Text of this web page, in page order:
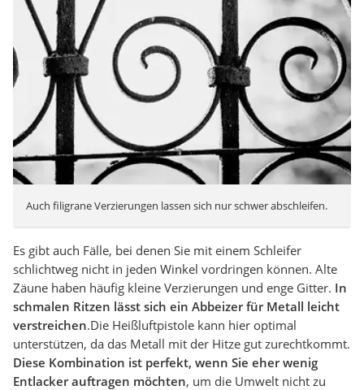
Auch filigrane Verzierungen lassen sich nur schwer abschleifen.
Es gibt auch Fälle, bei denen Sie mit einem Schleifer
schlichtweg nicht in jeden Winkel vordringen können. Alte
Zäune haben häufig kleine Verzierungen und enge Gitter. In
schmalen Ritzen lässt sich ein Abbeizer für Metall leicht
verstreichen.Die Heißluftpistole kann hier optimal
unterstützen, da das Metall mit der Hitze gut zurechtkommt.
Diese Kombination ist perfekt, wenn Sie eher wenig
Entlacker auftragen möchten, um die Umwelt nicht zu